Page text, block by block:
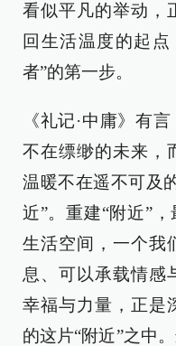
看似平凡的举动，
回生活温度的起
者”的第一步。
《礼记·中庸》有
不在缥缈的未来，
温暖不在遥不可及
近”。重建“附近”
生活空间，一个我
息、可以承载情感
幸福与力量，正是
的这片“附近”之中